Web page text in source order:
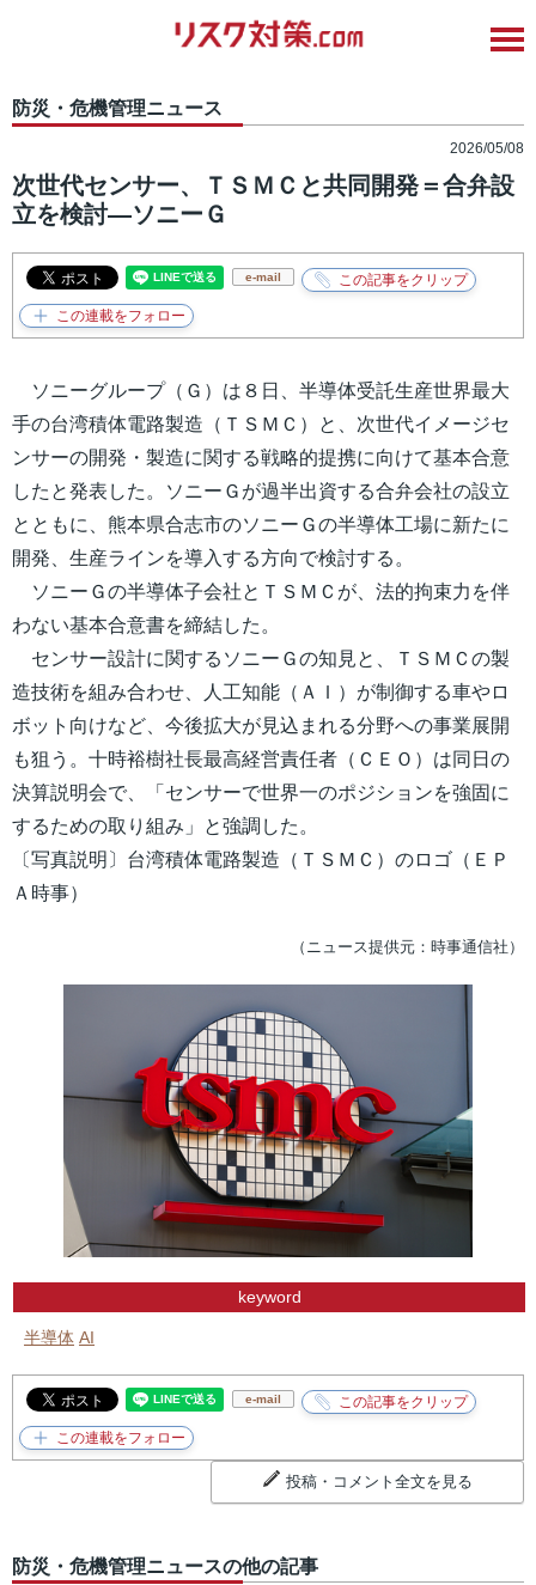
防災・危機管理ニュース
2026/05/08
次世代センサー、ＴＳＭＣと共同開発＝合弁設
立を検討―ソニーＧ
e-mail
ソニーグループ（Ｇ）は８日、半導体受託生産世界最大
手の台湾積体電路製造（ＴＳＭＣ）と、次世代イメージセ
ンサーの開発・製造に関する戦略的提携に向けて基本合意
したと発表した。ソニーＧが過半出資する合弁会社の設立
とともに、熊本県合志市のソニーＧの半導体工場に新たに
開発、生産ラインを導入する方向で検討する。
ソニーＧの半導体子会社とＴＳＭＣが、法的拘束力を伴
わない基本合意書を締結した。
センサー設計に関するソニーＧの知見と、ＴＳＭＣの製
造技術を組み合わせ、人工知能（ＡＩ）が制御する車やロ
ボット向けなど、今後拡大が見込まれる分野への事業展開
も狙う。十時裕樹社長最高経営責任者（ＣＥＯ）は同日の
決算説明会で、「センサーで世界一のポジションを強固に
するための取り組み」と強調した。
〔写真説明〕台湾積体電路製造（ＴＳＭＣ）のロゴ（ＥＰ
Ａ時事）
（ニュース提供元：時事通信社）
keyword
半導体 AI
e-mail
投稿・コメント全文を見る
防災・危機管理ニュースの他の記事